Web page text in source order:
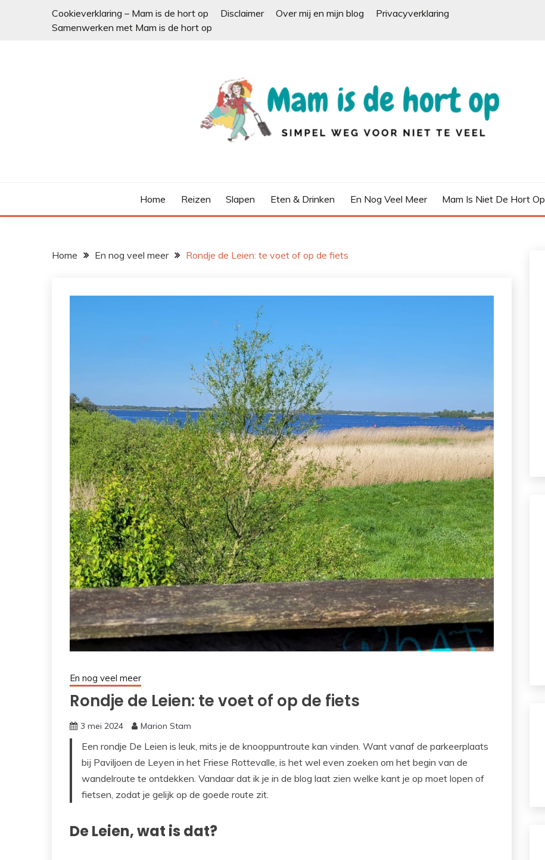
Cookieverklaring – Mam is de hort op Disclaimer Over mij en mijn blog
Privacyverklaring
Samenwerken met Mam is de hort op
Home Reizen Slapen Eten & Drinken En Nog Veel Meer Mam Is Niet De Hort Op
Home En nog veel meer Rondje de Leien: te voet of op de fiets
En nog veel meer
Rondje de Leien: te voet of op de fiets
3 mei 2024 Marion Stam
Een rondje De Leien is leuk, mits je de knooppuntroute kan vinden. Want vanaf de parkeerplaats
bij Paviljoen de Leyen in het Friese Rottevalle, is het wel even zoeken om het begin van de
wandelroute te ontdekken. Vandaar dat ik je in de blog laat zien welke kant je op moet lopen of
fietsen, zodat je gelijk op de goede route zit.
De Leien, wat is dat?